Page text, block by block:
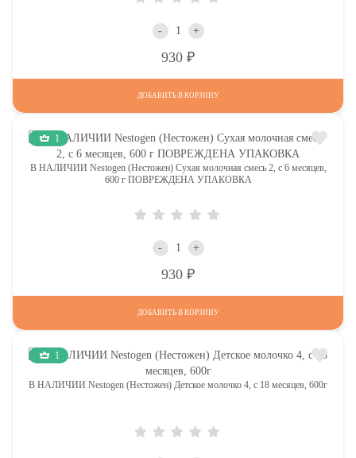
- +
930
ДОБАВИТЬ В КОРЗИНУ
1
В НАЛИЧИИ Nestogen (Нестожен) Сухая молочная смесь 2, c 6 месяцев,
600 г ПОВРЕЖДЕНА УПАКОВКА
- +
930
ДОБАВИТЬ В КОРЗИНУ
1
В НАЛИЧИИ Nestogen (Нестожен) Детское молочко 4, c 18 месяцев, 600г